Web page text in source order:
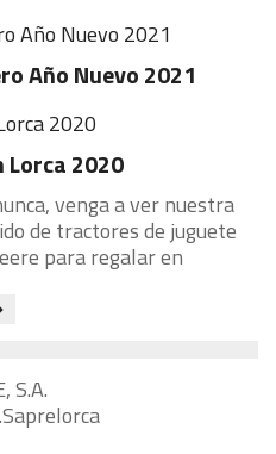
Año Nuevo 2021
Lorca 2020
venga a ver nuestra
de tractores de juguete
para regalar en
S.A.